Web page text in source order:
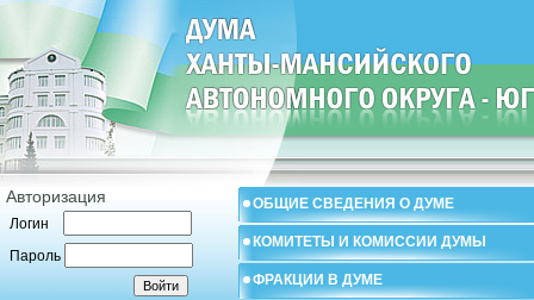
Авторизация
Логин
Пароль
ОБЩИЕ СВЕДЕНИЯ О ДУМЕ
КОМИТЕТЫ И КОМИССИИ ДУМЫ
ФРАКЦИИ В ДУМЕ